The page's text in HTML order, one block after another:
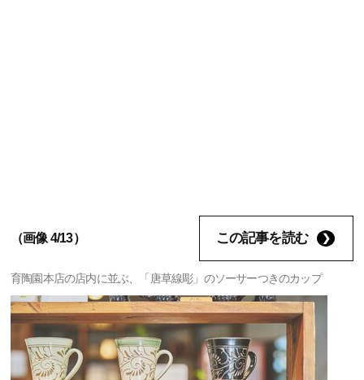
（画像 4/13） この記事を読む
育陶園本店の店内に並ぶ、「唐草線彫」のソーサーつきのカップ